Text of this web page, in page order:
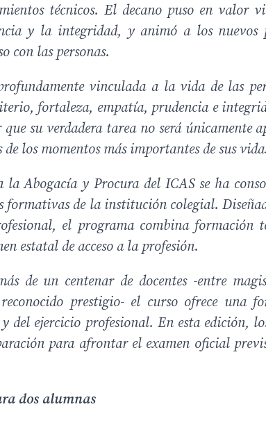
técnicos. El decano puso en valor
y la integridad, y animó a los nuevos
con las personas.
vinculada a la vida de las
fortaleza, empatía, prudencia e
que su verdadera tarea no será únicamente
los momentos más importantes de sus
la Abogacía y Procura del ICAS se ha
formativas de la institución colegial.
el programa combina formación
estatal de acceso a la profesión.
de un centenar de docentes -entre
prestigio- el curso ofrece una
del ejercicio profesional. En esta edición,
para afrontar el examen oficial
dos alumnas